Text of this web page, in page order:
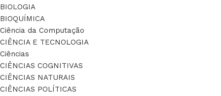
BIOLOGIA
BIOQUÍMICA
Ciência da Computação
CIÊNCIA E TECNOLOGIA
Ciências
CIÊNCIAS COGNITIVAS
CIÊNCIAS NATURAIS
CIÊNCIAS POLÍTICAS